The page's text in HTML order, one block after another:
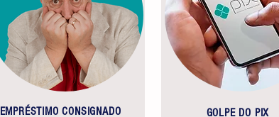
EMPRÉSTIMO CONSIGNADO
GOLPE DO PIX